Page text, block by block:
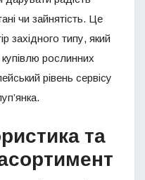
чи зайнятість. Це
західного типу, який
рослинних
рівень сервісу
та